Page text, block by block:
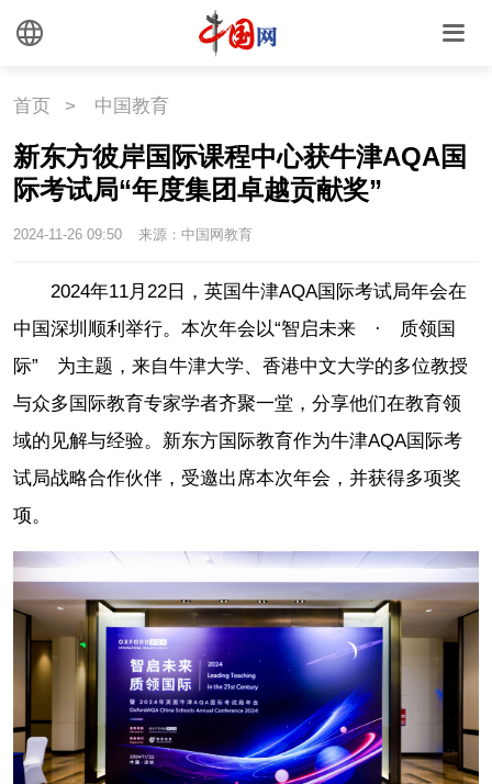
首页 > 中国教育
新东方彼岸国际课程中心获牛津AQA国
际考试局“年度集团卓越贡献奖”
2024-11-26 09:50 来源：中国网教育
2024年11月22日，英国牛津AQA国际考试局年会在
中国深圳顺利举行。本次年会以“智启未来 · 质领国
际” 为主题，来自牛津大学、香港中文大学的多位教授
与众多国际教育专家学者齐聚一堂，分享他们在教育领
域的见解与经验。新东方国际教育作为牛津AQA国际考
试局战略合作伙伴，受邀出席本次年会，并获得多项奖
项。